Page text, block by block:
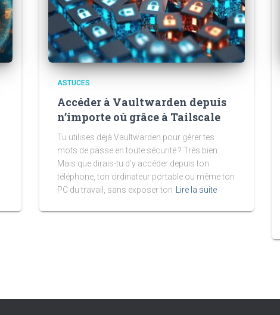
ASTUCES
Accéder à Vaultwarden depuis
n’importe où grâce à Tailscale
Tu utilises déjà Vaultwarden pour gérer tes
mots de passe en toute sécurité ? Très bien.
Mais que dirais-tu d’y accéder depuis ton
téléphone, ton ordinateur portable ou même ton
PC du travail, sans exposer ton
Lire la suite